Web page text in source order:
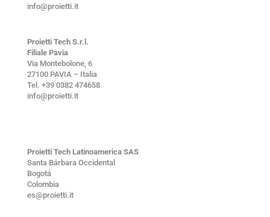
info@proietti.it
Proietti Tech S.r.l.
Filiale Pavia
Via Montebolone, 6
27100 PAVIA – Italia
Tel. +39 0382 474658
info@proietti.it
Proietti Tech Latinoamerica SAS
Santa Bárbara Occidental
Bogotá
Colombia
es@proietti.it